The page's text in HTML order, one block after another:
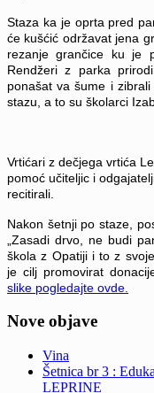
Staza ka je oprta pred
će kušćić održavat jena
rezanje grančice ku je
Rendžeri z parka
ponašat va šume i
stazu, a to su školarci
Vrtićari z dečjega vrtića
pomoć učiteljic i
recitirali.
Nakon šetnji po staze,
„Zasadi drvo, ne budi
škola z Opatiji i to z
je cilj promovirat
slike pogledajte ovde.
Nove objave
Vina
Šetnica br 3 :
LEPRINE